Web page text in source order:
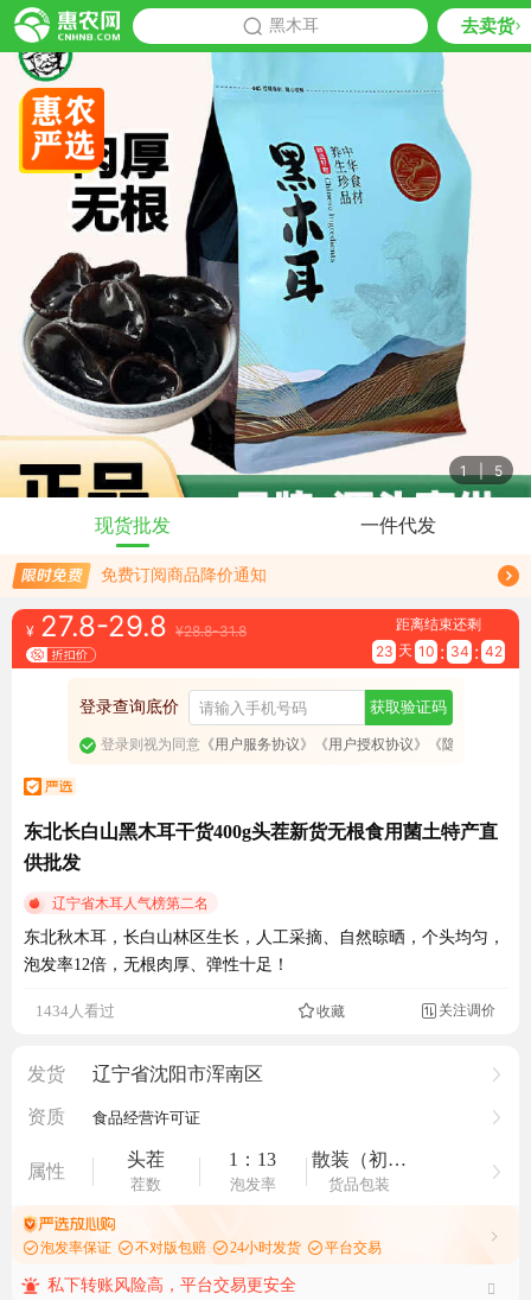
黑木耳 去卖货
1 5
现货批发 一件代发
限时免费订阅黑木耳行情趋势
免费订阅商品降价通知
¥ 27.8-29.8 ¥28.8-31.8
距离结束还剩
23 天 10 : 34 : 41
登录查询底价 获取验证码
登录则视为同意《用户服务协议》 《用户授权协议》 《隐私政策》
东北长白山黑木耳干货400g头茬新货无根食用菌土特产直
供批发
辽宁省木耳人气榜第二名
东北秋木耳，长白山林区生长，人工采摘、自然晾晒，个头均匀，
泡发率12倍，无根肉厚、弹性十足！
成交516.6元 收藏 关注调价
发货 辽宁省沈阳市浑南区
资质 食品经营许可证
属性
头茬
茬数
1：13
泡发率
散装（初级农产品）
货品包装
泡发率保证 不对版包赔 24小时发货 平台交易
私下转账风险高，平台交易更安全